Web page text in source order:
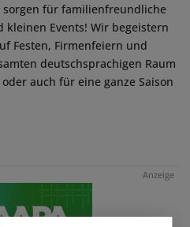
sorgen für familienfreundliche
Events! Wir begeistern
Festen, Firmenfeiern und
deutschsprachigen Raum
auch für eine ganze Saison
Anzeige